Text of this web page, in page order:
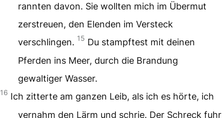
rannten davon. Sie wollten mich im Übermut
zerstreuen, den Elenden im Versteck
verschlingen. 15 Du stampftest mit deinen
Pferden ins Meer, durch die Brandung
gewaltiger Wasser.
16 Ich zitterte am ganzen Leib, als ich es hörte, ich
vernahm den Lärm und schrie. Der Schreck fuhr